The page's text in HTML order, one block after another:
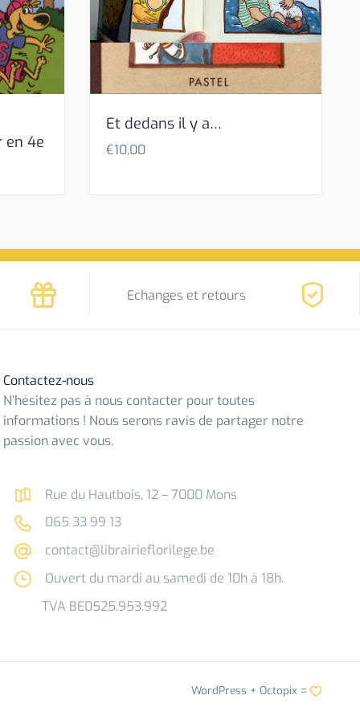
en 4e
Et dedans il y a…
€10,00
Echanges et retours
Contactez-nous
N’hésitez pas à nous contacter pour toutes
informations ! Nous serons ravis de partager notre
passion avec vous.
Rue du Hautbois, 12 – 7000 Mons
065 33 99 13
contact@librairieflorilege.be
Ouvert du mardi au samedi de 10h à 18h.
TVA BE0525.953.992
WordPress + Octopix=